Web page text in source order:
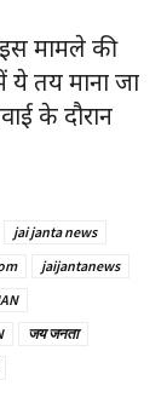
मामले की
ये तय माना जा
के दौरान
jai janta news
jaijantanews
जय जनता